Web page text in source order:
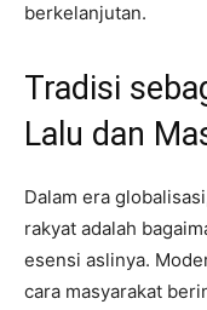
berkelanjutan.
Tradisi
Lalu dan
Dalam era
rakyat adalah
esensi aslinya.
cara masyarakat